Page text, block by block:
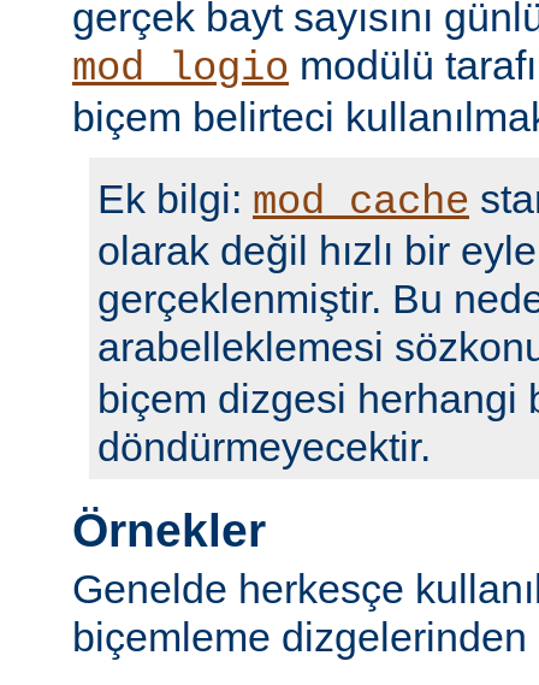
gerçek bayt sayısını
mod_logio modülü
biçem belirteci
Ek bilgi: mod_cache
olarak değil hızlı bir
gerçeklenmiştir. Bu
arabelleklemesi
biçem dizgesi herhangi
döndürmeyecektir.
Örnekler
Genelde herkesçe
biçemleme dizgelerinden